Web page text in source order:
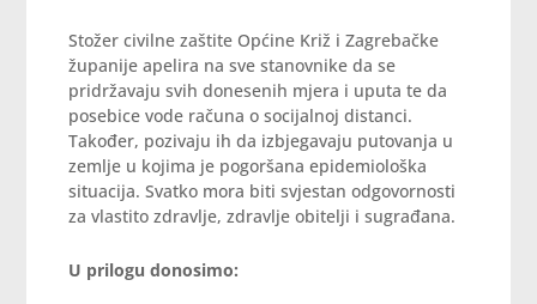
Stožer civilne zaštite Općine Križ i Zagrebačke
županije apelira na sve stanovnike da se
pridržavaju svih donesenih mjera i uputa te da
posebice vode računa o socijalnoj distanci.
Također, pozivaju ih da izbjegavaju putovanja u
zemlje u kojima je pogoršana epidemiološka
situacija. Svatko mora biti svjestan odgovornosti
za vlastito zdravlje, zdravlje obitelji i sugrađana.
U prilogu donosimo: